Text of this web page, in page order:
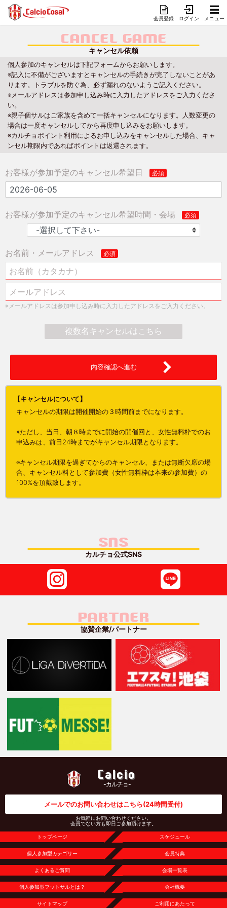
会員登録 ログイン メニュー
CANCEL GAME
キャンセル依頼
個人参加のキャンセルは下記フォームからお願いします。
※記入に不備がございますとキャンセルの手続きが完了しないことがあ
ります。トラブルを防ぐ為、必ず漏れのないようご記入ください。
※メールアドレスは参加申し込み時に入力したアドレスをご入力くださ
い。
※親子個サルはご家族を含めて一括キャンセルになります。人数変更の
場合は一度キャンセルしてから再度申し込みをお願いします。
※カルチョポイント利用によるお申し込みをキャンセルした場合、キャ
ンセル期限内であればポイントは返還されます。
お客様が参加予定のキャンセル希望日
お客様が参加予定のキャンセル希望時間・会場
お名前・メールアドレス
※メールアドレスは参加申し込み時に入力したアドレスをご入力ください。
複数名キャンセルはこちら
内容確認へ進む
【キャンセルについて】
キャンセルの期限は開催開始の３時間前までになります。
※ただし、当日、朝８時までに開始の開催回と、女性無料枠でのお
申込みは、前日24時までがキャンセル期限となります。
※キャンセル期限を過ぎてからのキャンセル、または無断欠席の場
合、キャンセル料として参加費（女性無料枠は本来の参加費）の
100%を頂戴致します。
SNS
カルチョ公式SNS
PARTNER
協賛企業/パートナー
Calcio
-カルチョ-
メールでのお問い合わせはこちら(24時間受付)
お気軽にお問い合わせください。
会員でない方も即日ご参加頂けます。
トップページ スケジュール
個人参加型カテゴリー 会員特典
よくあるご質問 会場一覧表
個人参加型フットサルとは？ 会社概要
サイトマップ ご利用にあたって